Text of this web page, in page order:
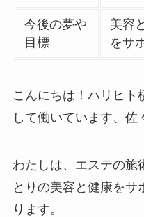
今後の夢や
目標
美容
をサ
こんにちは！ハリヒト
して働いています、佐
わたしは、エステの施
とりの美容と健康をサ
ります。